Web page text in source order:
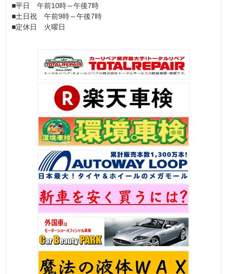
■平日 午前10時～午後7時
■土日祝 午前9時～午後7時
■定休日 火曜日